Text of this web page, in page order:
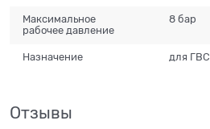
Максимальное
рабочее давление
8 бар
Назначение для ГВС
Отзывы